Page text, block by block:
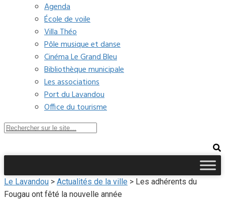
Agenda
École de voile
Villa Théo
Pôle musique et danse
Cinéma Le Grand Bleu
Bibliothèque municipale
Les associations
Port du Lavandou
Office du tourisme
Le Lavandou > Actualités de la ville > Les adhérents du
Fougau ont fêté la nouvelle année